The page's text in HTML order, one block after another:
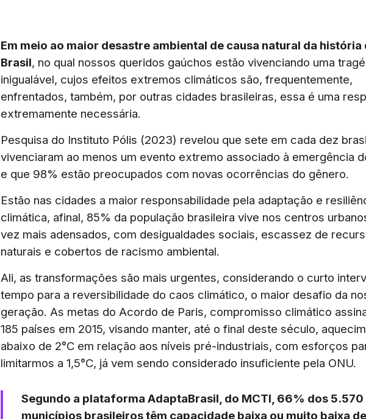
Em meio ao maior desastre ambiental de causa natural da história
Brasil, no qual nossos queridos gaúchos estão vivenciando uma
inigualável, cujos efeitos extremos climáticos são, frequentemente,
enfrentados, também, por outras cidades brasileiras, essa é uma
extremamente necessária.
Pesquisa do Instituto Pólis (2023) revelou que sete em cada dez
vivenciaram ao menos um evento extremo associado à emergência
e que 98% estão preocupados com novas ocorrências do gênero.
Estão nas cidades a maior responsabilidade pela adaptação e
climática, afinal, 85% da população brasileira vive nos centros
vez mais adensados, com desigualdades sociais, escassez de
naturais e cobertos de racismo ambiental.
Ali, as transformações são mais urgentes, considerando o curto
tempo para a reversibilidade do caos climático, o maior desafio da
geração. As metas do Acordo de Paris, compromisso climático
185 países em 2015, visando manter, até o final deste século,
abaixo de 2°C em relação aos níveis pré-industriais, com esforços
limitarmos a 1,5°C, já vem sendo considerado insuficiente pela ONU.
Segundo a plataforma AdaptaBrasil, do MCTI, 66% dos 5.570
municípios brasileiros têm capacidade baixa ou muito baixa de